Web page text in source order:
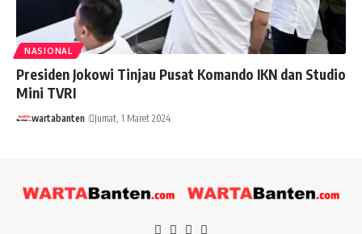
NASIONAL
Presiden Jokowi Tinjau Pusat Komando IKN dan Studio
Mini TVRI
wartabanten Jumat, 1 Maret 2024